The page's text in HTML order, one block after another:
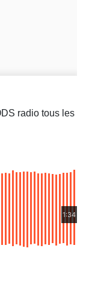
radio tous les
1:34